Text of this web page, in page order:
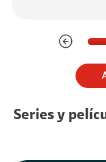
Series y